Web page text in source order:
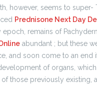
however, seems to super-
Prednisone Next Day
epoch, remains of
abundant ; but these
and soon come to an end
of organs,
those previously existing,